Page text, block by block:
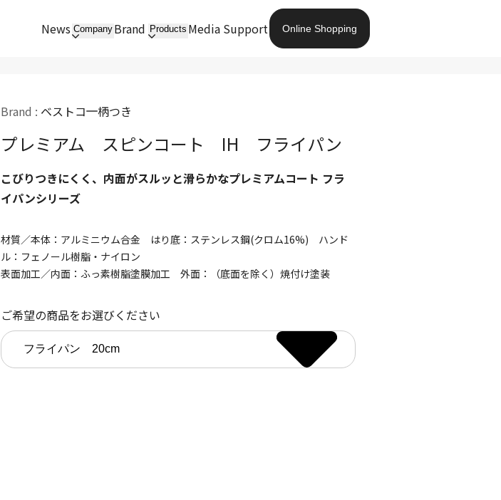
News Company Brand Products Media Support Online Shopping
Brand : ベストコ 柄つき
プレミアム スピンコート IH フライパン
こびりつきにくく、内面がスルッと滑らかなプレミアムコート フラ
イパンシリーズ
材質／本体：アルミニウム合金 はり底：ステンレス鋼(クロム16%) ハンド
ル：フェノール樹脂・ナイロン
表面加工／内面：ふっ素樹脂塗膜加工 外面：（底面を除く）焼付け塗装
ご希望の商品をお選びください